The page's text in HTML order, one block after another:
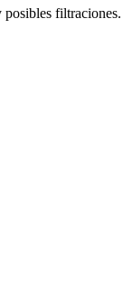
posibles filtraciones.